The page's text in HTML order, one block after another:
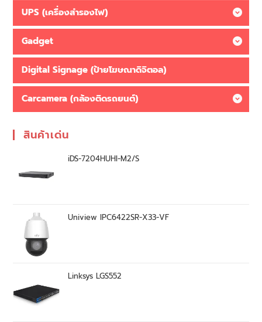
UPS (เครื่องสำรองไฟ)
Gadget
Digital Signage (ป้ายโฆษณาดิจิตอล)
Carcamera (กล้องติดรถยนต์)
สินค้าเด่น
iDS-7204HUHI-M2/S
Uniview IPC6422SR-X33-VF
Linksys LGS552